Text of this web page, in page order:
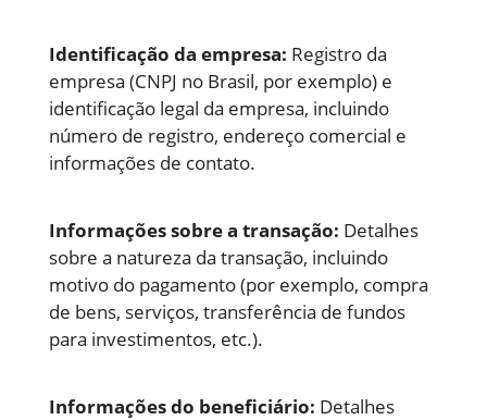
Identificação da empresa: Registro da
empresa (CNPJ no Brasil, por exemplo) e
identificação legal da empresa, incluindo
número de registro, endereço comercial e
informações de contato.
Informações sobre a transação: Detalhes
sobre a natureza da transação, incluindo
motivo do pagamento (por exemplo, compra
de bens, serviços, transferência de fundos
para investimentos, etc.).
Informações do beneficiário: Detalhes